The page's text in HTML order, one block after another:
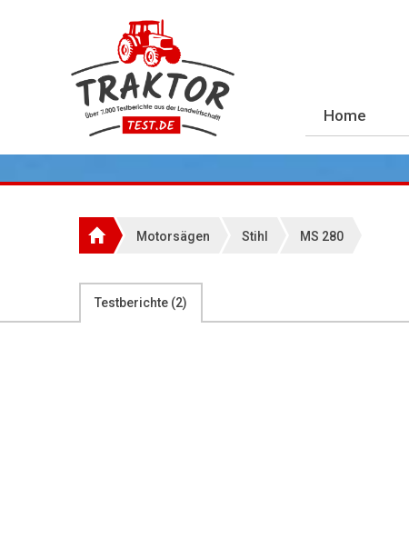
Home
Motorsägen Stihl MS 280
Testberichte (2)